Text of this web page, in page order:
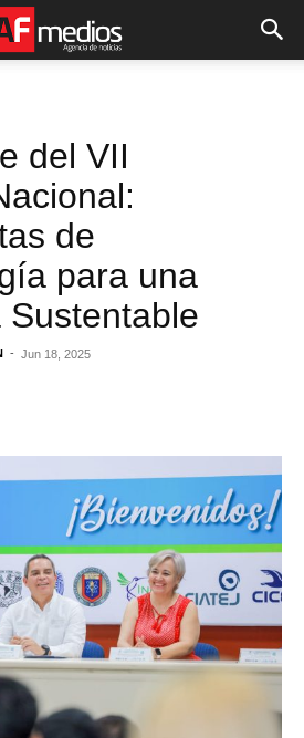
del VII
de
para una
- Jun 18, 2025